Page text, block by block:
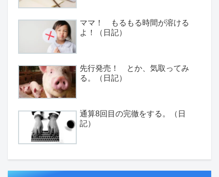
ママ！ もるもる時間が溶ける
よ！（日記）
先行発売！ とか、気取ってみ
る。（日記）
通算8回目の完徹をする。（日
記）